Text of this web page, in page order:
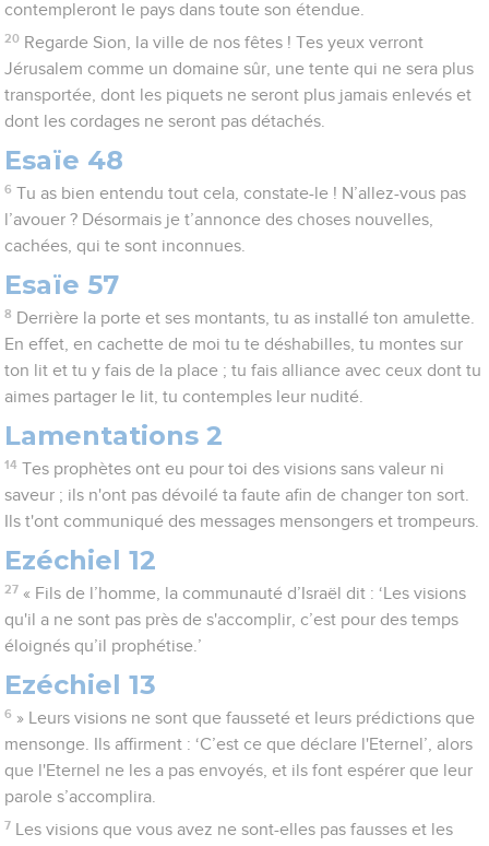
contempleront le pays dans toute son étendue.
20 Regarde Sion, la ville de nos fêtes ! Tes yeux verront
Jérusalem comme un domaine sûr, une tente qui ne sera plus
transportée, dont les piquets ne seront plus jamais enlevés et
dont les cordages ne seront pas détachés.
Esaïe 48
6 Tu as bien entendu tout cela, constate-le ! N’allez-vous pas
l’avouer ? Désormais je t’annonce des choses nouvelles,
cachées, qui te sont inconnues.
Esaïe 57
8 Derrière la porte et ses montants, tu as installé ton amulette.
En effet, en cachette de moi tu te déshabilles, tu montes sur
ton lit et tu y fais de la place ; tu fais alliance avec ceux dont tu
aimes partager le lit, tu contemples leur nudité.
Lamentations 2
14 Tes prophètes ont eu pour toi des visions sans valeur ni
saveur ; ils n'ont pas dévoilé ta faute afin de changer ton sort.
Ils t'ont communiqué des messages mensongers et trompeurs.
Ezéchiel 12
27 « Fils de l’homme, la communauté d’Israël dit : ‘Les visions
qu'il a ne sont pas près de s'accomplir, c’est pour des temps
éloignés qu’il prophétise.’
Ezéchiel 13
6 » Leurs visions ne sont que fausseté et leurs prédictions que
mensonge. Ils affirment : ‘C’est ce que déclare l'Eternel’, alors
que l'Eternel ne les a pas envoyés, et ils font espérer que leur
parole s’accomplira.
7
Les visions que vous avez ne sont-elles pas fausses et les